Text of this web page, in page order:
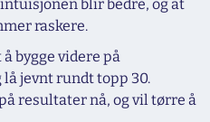
blir bedre, og at
raskere.
bygge videre på
jevnt rundt topp 30.
resultater nå, og vil tørre å